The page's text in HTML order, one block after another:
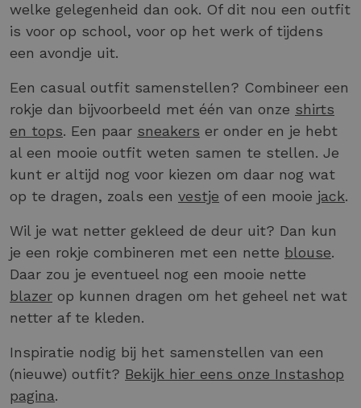
welke gelegenheid dan ook. Of dit nou een outfit
is voor op school, voor op het werk of tijdens
een avondje uit.
Een casual outfit samenstellen? Combineer een
rokje dan bijvoorbeeld met één van onze shirts
en tops. Een paar sneakers er onder en je hebt
al een mooie outfit weten samen te stellen. Je
kunt er altijd nog voor kiezen om daar nog wat
op te dragen, zoals een vestje of een mooie jack.
Wil je wat netter gekleed de deur uit? Dan kun
je een rokje combineren met een nette blouse.
Daar zou je eventueel nog een mooie nette
blazer op kunnen dragen om het geheel net wat
netter af te kleden.
Inspiratie nodig bij het samenstellen van een
(nieuwe) outfit? Bekijk hier eens onze Instashop
pagina.